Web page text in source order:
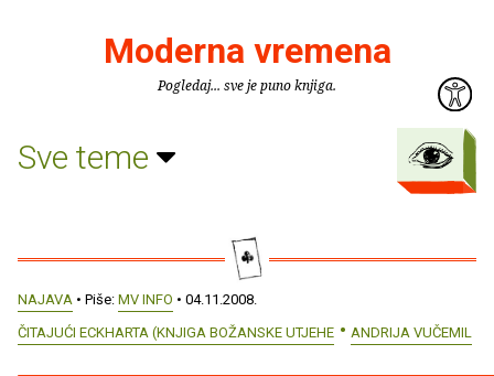
Moderna vremena
Pogledaj... sve je puno knjiga.
Sve teme
NAJAVA • Piše: MV INFO • 04.11.2008.
ČITAJUĆI ECKHARTA (KNJIGA BOŽANSKE UTJEHE
ANDRIJA VUČEMIL